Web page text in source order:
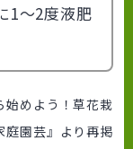
1～2度液肥
始めよう！草花栽
庭園芸』より再掲